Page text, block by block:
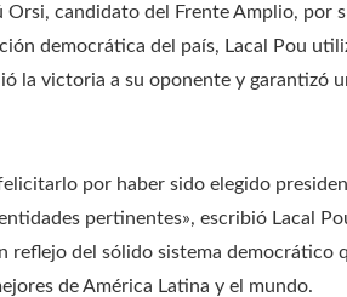
Orsi, candidato del Frente Amplio, por
democrática del país, Lacal Pou
la victoria a su oponente y garantizó
por haber sido elegido
pertinentes», escribió Lacal
reflejo del sólido sistema democrático
de América Latina y el mundo.